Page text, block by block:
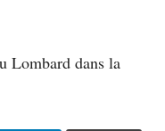
Lombard dans la